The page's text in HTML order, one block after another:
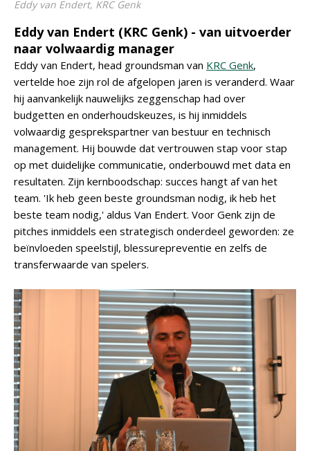
Eddy van Endert, KRC Genk
Eddy van Endert (KRC Genk) - van uitvoerder
naar volwaardig manager
Eddy van Endert, head groundsman van KRC Genk,
vertelde hoe zijn rol de afgelopen jaren is veranderd. Waar
hij aanvankelijk nauwelijks zeggenschap had over
budgetten en onderhoudskeuzes, is hij inmiddels
volwaardig gesprekspartner van bestuur en technisch
management. Hij bouwde dat vertrouwen stap voor stap
op met duidelijke communicatie, onderbouwd met data en
resultaten. Zijn kernboodschap: succes hangt af van het
team. 'Ik heb geen beste groundsman nodig, ik heb het
beste team nodig,' aldus Van Endert. Voor Genk zijn de
pitches inmiddels een strategisch onderdeel geworden: ze
beïnvloeden speelstijl, blessurepreventie en zelfs de
transferwaarde van spelers.